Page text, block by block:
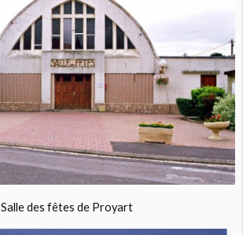
Salle des fêtes de Proyart